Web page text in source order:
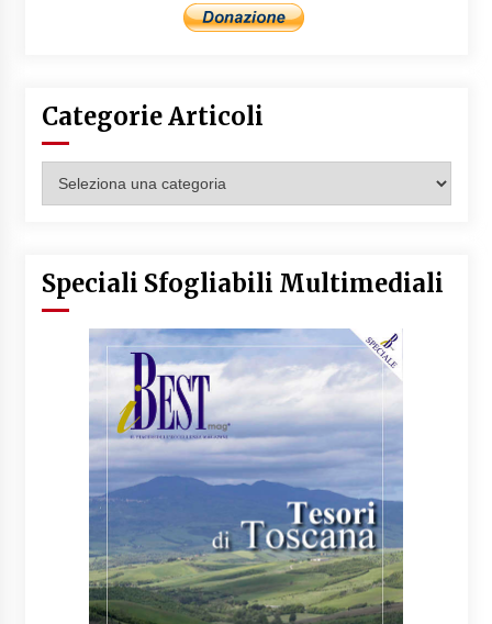
Categorie Articoli
Articoli
Speciali Sfogliabili Multimediali